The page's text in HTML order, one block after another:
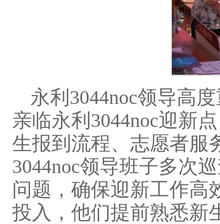
永利3044noc领导高
亲临永利3044noc迎新
生报到流程、志愿者服
3044noc领导班子多次
问题，确保迎新工作高
投入，他们提前熟悉新